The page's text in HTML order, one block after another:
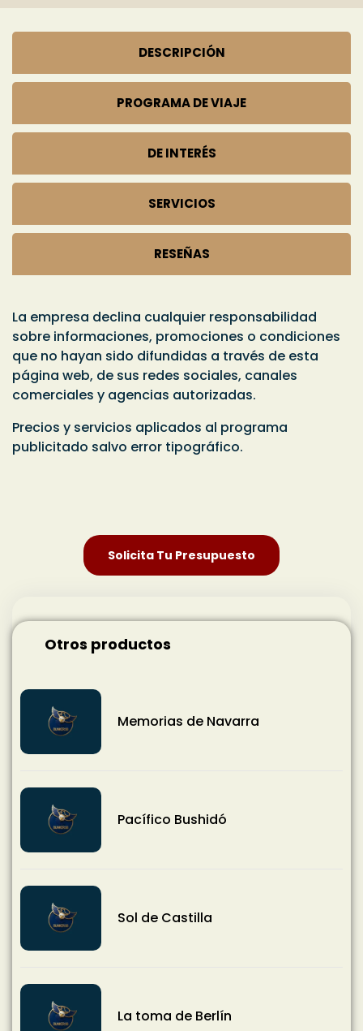
DESCRIPCIÓN
PROGRAMA DE VIAJE
DE INTERÉS
SERVICIOS
RESEÑAS
La empresa declina cualquier responsabilidad
sobre informaciones, promociones o condiciones
que no hayan sido difundidas a través de esta
página web, de sus redes sociales, canales
comerciales y agencias autorizadas.
Precios y servicios aplicados al programa
publicitado salvo error tipográfico.
Solicita Tu Presupuesto
Otros productos
Memorias de Navarra
Pacífico Bushidó
Sol de Castilla
La toma de Berlín